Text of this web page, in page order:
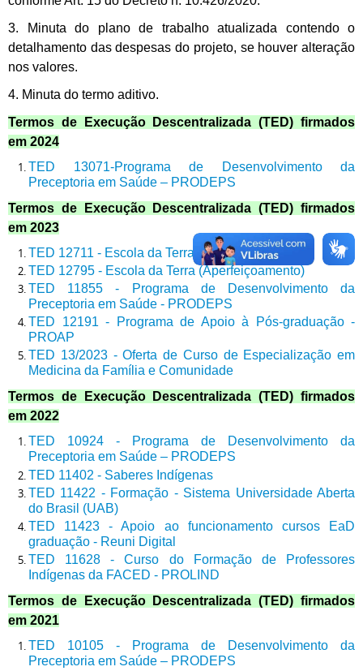
3. Minuta do plano de trabalho atualizada contendo o
detalhamento das despesas do projeto, se houver alteração
nos valores.
4. Minuta do termo aditivo.
Termos de Execução Descentralizada (TED) firmados
em 2024
TED 13071-Programa de Desenvolvimento da
Preceptoria em Saúde – PRODEPS
Termos de Execução Descentralizada (TED) firmados
em 2023
TED 12711 - Escola da Terra (Especialização)
TED 12795 - Escola da Terra (Aperfeiçoamento)
TED 11855 - Programa de Desenvolvimento da
Preceptoria em Saúde - PRODEPS
TED 12191 - Programa de Apoio à Pós-graduação -
PROAP
TED 13/2023 - Oferta de Curso de Especialização em
Medicina da Família e Comunidade
Termos de Execução Descentralizada (TED) firmados
em 2022
TED 10924 - Programa de Desenvolvimento da
Preceptoria em Saúde – PRODEPS
TED 11402 - Saberes Indígenas
TED 11422 - Formação - Sistema Universidade Aberta
do Brasil (UAB)
TED 11423 - Apoio ao funcionamento cursos EaD
graduação - Reuni Digital
TED 11628 - Curso do Formação de Professores
Indígenas da FACED - PROLIND
Termos de Execução Descentralizada (TED) firmados
em 2021
TED 10105 - Programa de Desenvolvimento da
Preceptoria em Saúde – PRODEPS